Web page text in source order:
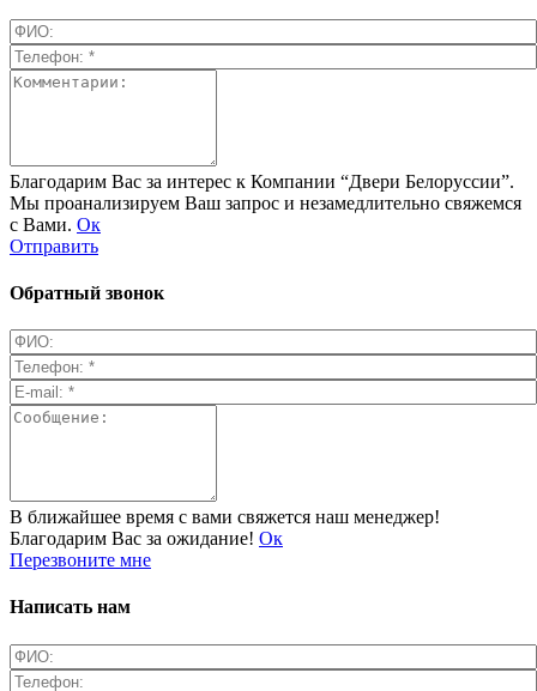
Благодарим Вас за интерес к Компании “Двери Белоруссии”.
Мы проанализируем Ваш запрос и незамедлительно свяжемся
с Вами. Ок
Отправить
Обратный звонок
В ближайшее время с вами свяжется наш менеджер!
Благодарим Вас за ожидание! Ок
Перезвоните мне
Написать нам